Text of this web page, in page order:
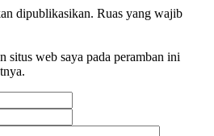
dipublikasikan. Ruas yang wajib
situs web saya pada peramban ini